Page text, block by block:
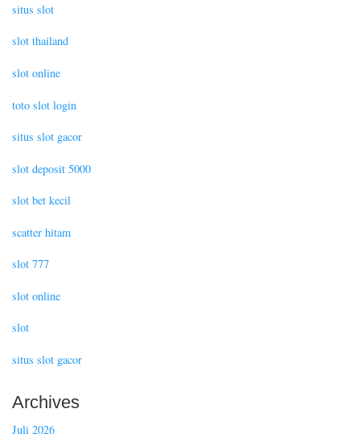
situs slot
slot thailand
slot online
toto slot login
situs slot gacor
slot deposit 5000
slot bet kecil
scatter hitam
slot 777
slot online
slot
situs slot gacor
Archives
Juli 2026